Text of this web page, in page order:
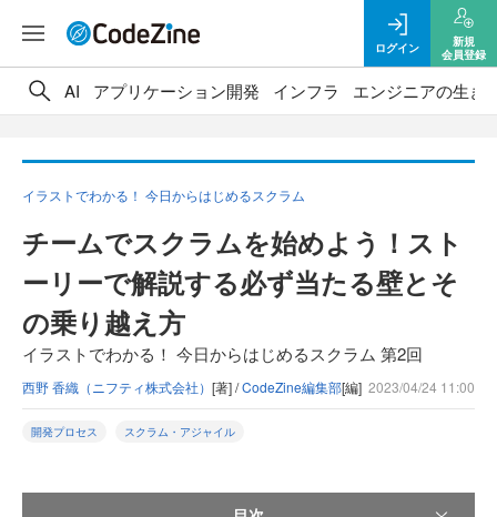
ログイン
新規
会員登録
AI アプリケーション開発 インフラ エンジニアの生き
イラストでわかる！ 今日からはじめるスクラム
チームでスクラムを始めよう！スト
ーリーで解説する必ず当たる壁とそ
の乗り越え方
イラストでわかる！ 今日からはじめるスクラム 第2回
西野 香織（ニフティ株式会社） [著] /CodeZine編集部[編] 2023/04/24 11:00
開発プロセス スクラム・アジャイル